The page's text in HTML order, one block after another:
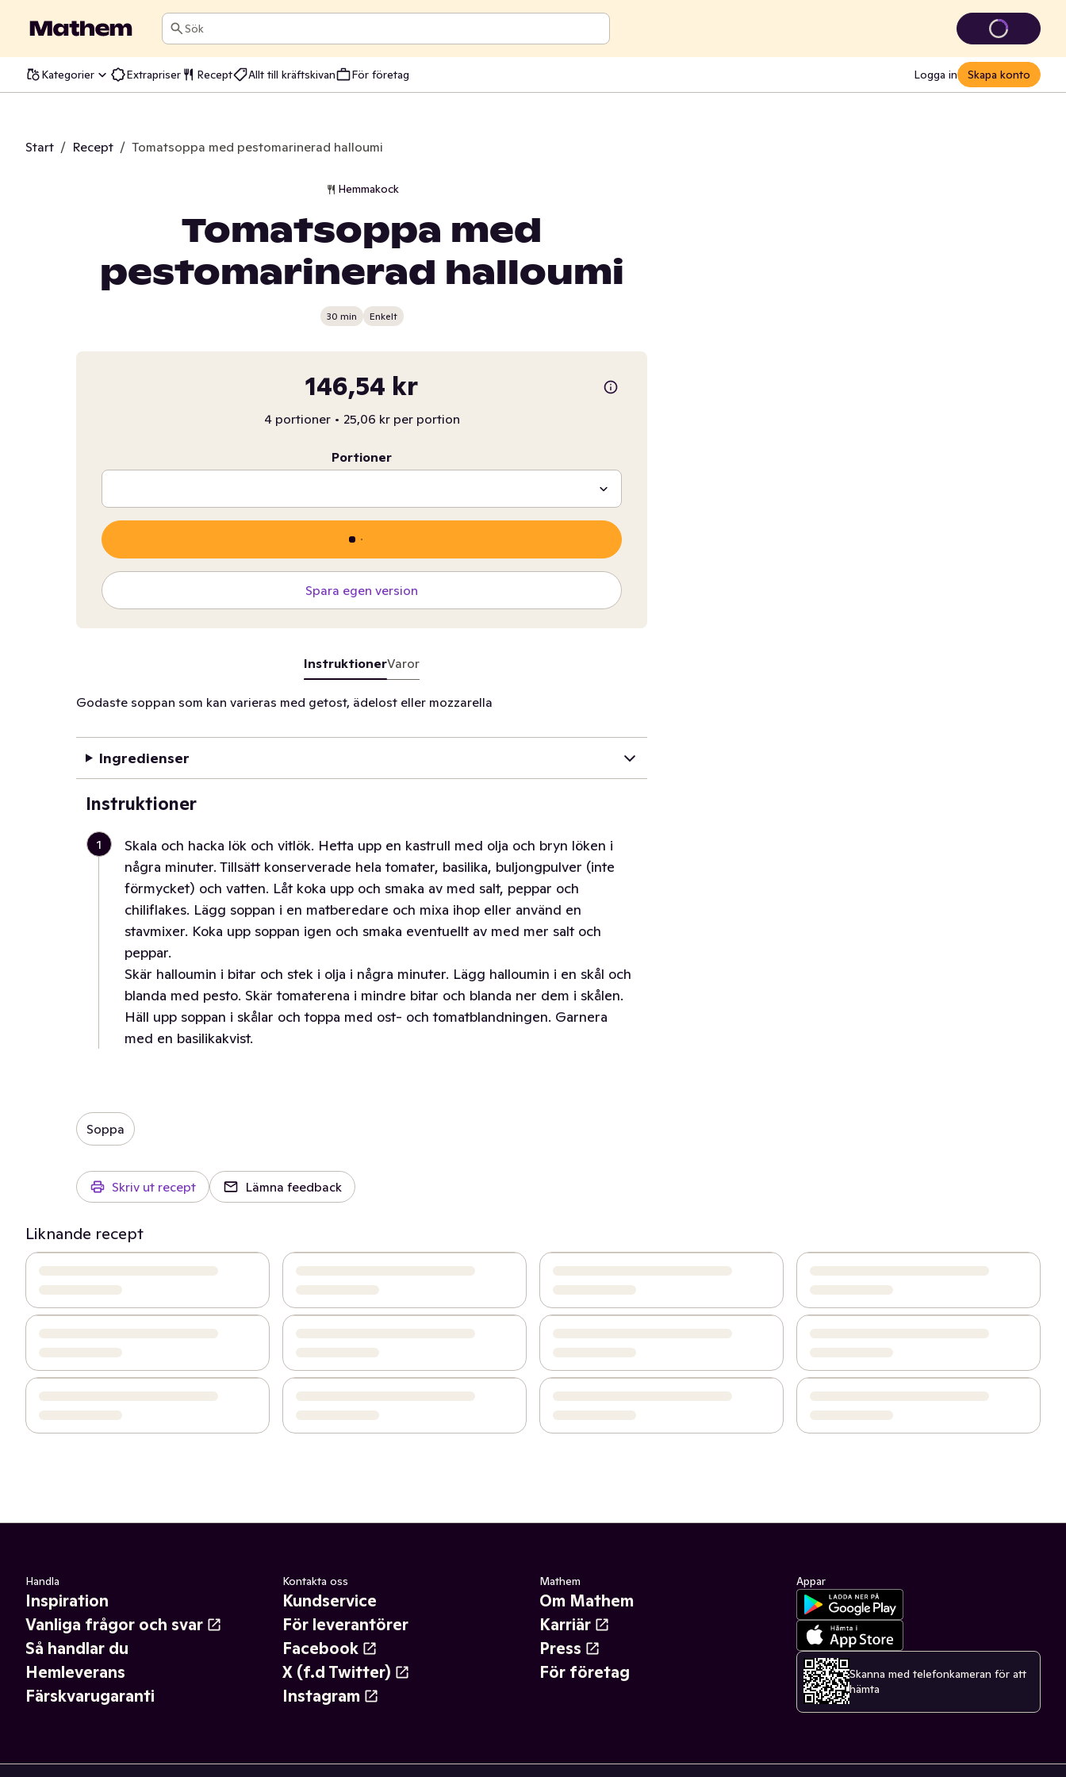
Sök
Kategorier Extrapriser Recept Allt till kräftskivan För företag Logga in Skapa konto
Start / Recept / Tomatsoppa med pestomarinerad halloumi
Hemmakock
Tomatsoppa med
pestomarinerad halloumi
30 min Enkelt
146,54 kr
4 portioner • 25,06 kr per portion
Portioner
Spara egen version
InstruktionerVaror
Godaste soppan som kan varieras med getost, ädelost eller mozzarella
Ingredienser
Instruktioner
1
Skala och hacka lök och vitlök. Hetta upp en kastrull med olja och bryn löken i
några minuter. Tillsätt konserverade hela tomater, basilika, buljongpulver (inte
förmycket) och vatten. Låt koka upp och smaka av med salt, peppar och
chiliflakes. Lägg soppan i en matberedare och mixa ihop eller använd en
stavmixer. Koka upp soppan igen och smaka eventuellt av med mer salt och
peppar.
Skär halloumin i bitar och stek i olja i några minuter. Lägg halloumin i en skål och
blanda med pesto. Skär tomaterena i mindre bitar och blanda ner dem i skålen.
Häll upp soppan i skålar och toppa med ost- och tomatblandningen. Garnera
med en basilikakvist.
Soppa
Skriv ut recept Lämna feedback
Liknande recept
Handla
Inspiration
Vanliga frågor och svar
Så handlar du
Hemleverans
Färskvarugaranti
Kontakta oss
Kundservice
För leverantörer
Facebook
X (f.d Twitter)
Instagram
Mathem
Om Mathem
Karriär
Press
För företag
Appar
Skanna med telefonkameran för att
hämta